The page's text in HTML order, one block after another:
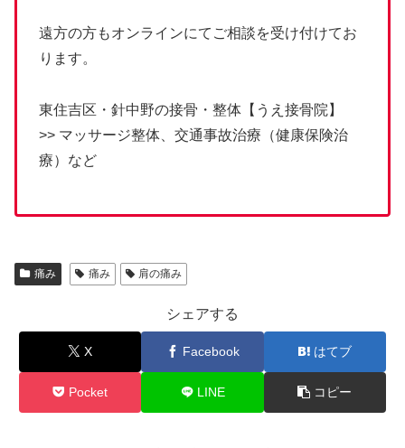
遠方の方もオンラインにてご相談を受け付けてお
ります。
東住吉区・針中野の接骨・整体【うえ接骨院】
>> マッサージ整体、交通事故治療（健康保険治
療）など
痛み 痛み 肩の痛み
シェアする
X Facebook はてブ
Pocket LINE コピー